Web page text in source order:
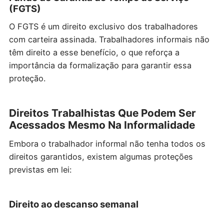
(FGTS)
O FGTS é um direito exclusivo dos trabalhadores
com carteira assinada. Trabalhadores informais não
têm direito a esse benefício, o que reforça a
importância da formalização para garantir essa
proteção.
Direitos Trabalhistas Que Podem Ser
Acessados Mesmo Na Informalidade
Embora o trabalhador informal não tenha todos os
direitos garantidos, existem algumas proteções
previstas em lei:
Direito ao descanso semanal